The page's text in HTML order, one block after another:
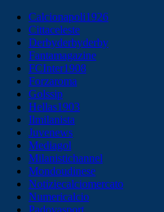
Calcionapoli1926
Cittaceleste
Derbyderbyderby
Fantamagazine
FCInter1908
Forzaroma
Golssip
Hellas1903
Ilmilanista
Juvenews
Mediagol
Milanistichannel
Mondoudinese
Notiziecalciomercato
Numericalcio